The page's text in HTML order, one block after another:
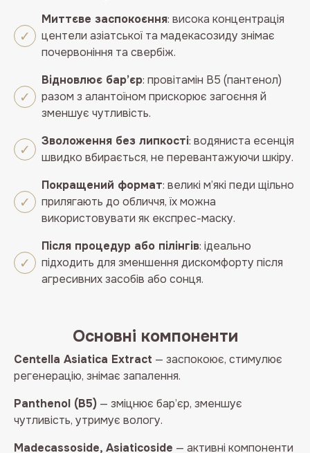
Миттєве заспокоєння: висока концентрація
центели азіатської та мадекасозиду знімає
почервоніння та свербіж.
Відновлює бар’єр: провітамін B5 (пантенол)
разом з алантоїном прискорює загоєння й
зменшує чутливість.
Зволоження без липкості: водяниста есенція
швидко вбирається, не перевантажуючи шкіру.
Покращений формат: великі м’які педи щільно
прилягають до обличчя, їх можна
використовувати як експрес-маску.
Після процедур або пілінгів: ідеально
підходить для зменшення дискомфорту після
агресивних засобів або сонця.
Основні компоненти
Centella Asiatica Extract — заспокоює, стимулює
регенерацію, знімає запалення.
Panthenol (B5) — зміцнює бар’єр, зменшує
чутливість, утримує вологу.
Madecassoside, Asiaticoside — активні компоненти